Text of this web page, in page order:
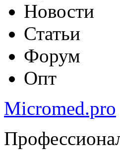
Новости
Статьи
Форум
Опт
Micromed.pro